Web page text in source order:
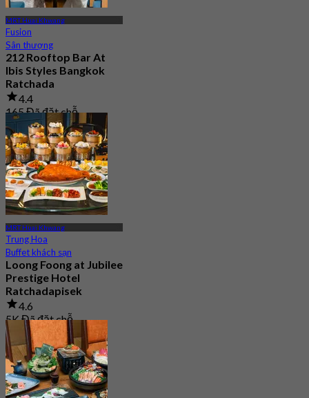
MRT Huai Khwang
Fusion
Sân thượng
212 Rooftop Bar At
Ibis Styles Bangkok
Ratchada
4.4
165 Đã đặt chỗ
Từ
฿ 499.75
MRT Huai Khwang
Trung Hoa
Buffet khách sạn
Loong Foong at Jubilee
Prestige Hotel
Ratchadapisek
4.6
5K Đã đặt chỗ
Từ
฿ 849